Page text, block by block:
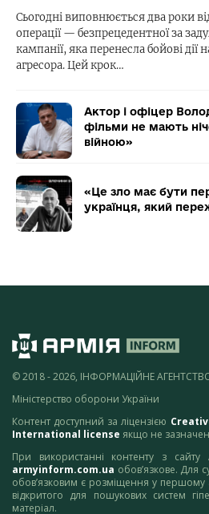
Сьогодні виповнюється два роки
операції — безпрецедентної за
кампанії, яка перенесла бойові
агресора. Цей крок…
Актор і офіцер
фільми не мають
війною»
«Це зло має бути
українця, який
© 2018 - 2026, ІНФОРМАЦІЙНЕ
Міністерство оборони України
Контент доступний за ліцензією
International license якщо не
При використанні контенту з
armyinform.com.ua обов’язкове. Для
обов’язковим є розміщення у першому
відкритого для пошукових систем
матеріал.